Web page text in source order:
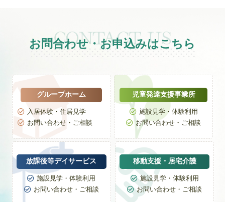
お問合わせ・お申込みはこちら
グループホーム
 入居体験・住居見学
 お問い合わせ・ご相談
児童発達支援事業所
 施設見学・体験利用
 お問い合わせ・ご相談
放課後等デイサービス
 施設見学・体験利用
 お問い合わせ・ご相談
移動支援・居宅介護
 施設見学・体験利用
 お問い合わせ・ご相談